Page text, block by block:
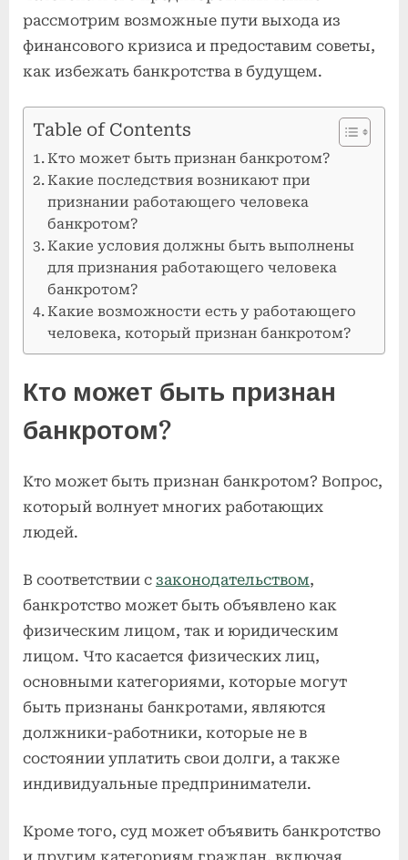
рассмотрим возможные пути выхода из
финансового кризиса и предоставим советы,
как избежать банкротства в будущем.
Table of Contents
Кто может быть признан банкротом?
Какие последствия возникают при
признании работающего человека
банкротом?
Какие условия должны быть выполнены
для признания работающего человека
банкротом?
Какие возможности есть у работающего
человека, который признан банкротом?
Кто может быть признан
банкротом?
Кто может быть признан банкротом? Вопрос,
который волнует многих работающих
людей.
В соответствии с законодательством,
банкротство может быть объявлено как
физическим лицом, так и юридическим
лицом. Что касается физических лиц,
основными категориями, которые могут
быть признаны банкротами, являются
должники-работники, которые не в
состоянии уплатить свои долги, а также
индивидуальные предприниматели.
Кроме того, суд может объявить банкротство